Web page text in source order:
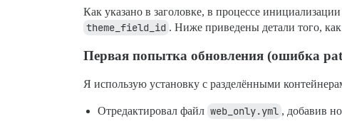
Как указано в заголовке, в процессе
theme_field_id . Ниже приведены детали того,
Первая попытка обновления (ошибка
Я использую установку с разделёнными
Отредактировал файл web_only.yml , добавив